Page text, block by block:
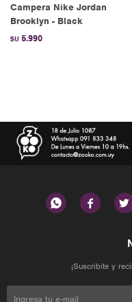
Campera Nike Jordan
Brooklyn - Black
$U 5.990
  
¡Suscribite y